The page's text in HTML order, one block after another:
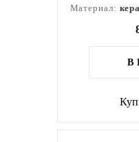
Материал:
В